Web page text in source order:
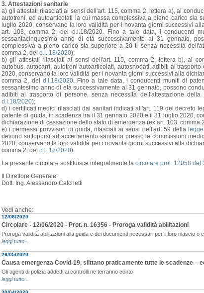
3. Attestazioni sanitarie
a) gli attestati rilasciati ai sensi dell'art. 115, comma 2, lettera a), ai
autotreni, ed autoarticolati la cui massa complessiva a pieno carico sia
luglio 2020, conservano la loro validità per i novanta giorni successivi
art. 103, comma 2, del d.l.18/2020. Fino a tale data, i conducenti
sessantacinquesimo anno di età successivamente al 31 gennaio,
complessiva a pieno carico sia superiore a 20 t, senza necessità
comma 2, del d.l. 18/2020);
b) gli attestati rilasciati ai sensi dell'art. 115, comma 2, lettera b), ai
autobus, autocarri, autotreni autoarticolati, autosnodati, adibiti al
2020, conservano la loro validità per i novanta giorni successivi alla
comma 2, del d.l.18/2020. Fino a tale data, i conducenti muniti di
sessantesimo anno di età successivamente al 31 gennaio, possono
adibiti al trasporto di persone, senza necessità dell'attestazione
d.l.18/2020);
d) i certificati medici rilasciati dai sanitari indicati all'art. 119 del decreto
patente di guida, in scadenza tra il 31 gennaio 2020 e il 31 luglio 2020,
dichiarazione di cessazione dello stato di emergenza (ex art. 103, comma
e) i permessi provvisori di guida, rilasciati ai sensi dell'art. 59 della
devono sottoporsi ad accertamento sanitario presso le commissioni
2020, conservano la loro validità per i novanta giorni successivi alla
comma 2, del d.l. 18/2020).
La presente circolare sostituisce integralmente la circolare prot. 12058 del
Il Direttore Generale
Dott. Ing. Alessandro Calchetti
Vedi anche:
12/06/2020
Circolare - 12/06/2020 - Prot. n. 16356 - Proroga validità abilitazioni
Proroga validità abilitazioni alla guida e dei documenti necessari per il loro rilascio o
leggi tutto...
26/05/2020
Causa emergenza Covid-19, slittano praticamente tutte le scadenze –
Gli agenti di polizia addetti ai controlli ne terranno conto
leggi tutto...